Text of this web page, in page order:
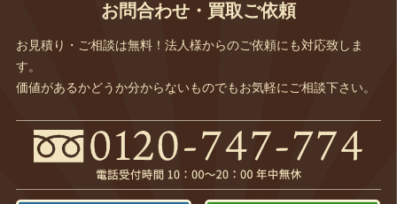
お問合わせ・買取ご依頼
お見積り・ご相談は無料！法人様からのご依頼にも対応致しま
す。
価値があるかどうか分からないものでもお気軽にご相談下さい。